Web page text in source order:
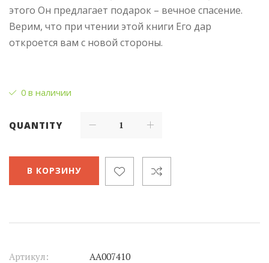
этого Он предлагает подарок – вечное спасение.
Верим, что при чтении этой книги Его дар
откроется вам с новой стороны.
0 в наличии
QUANTITY
В КОРЗИНУ
Артикул: АА007410